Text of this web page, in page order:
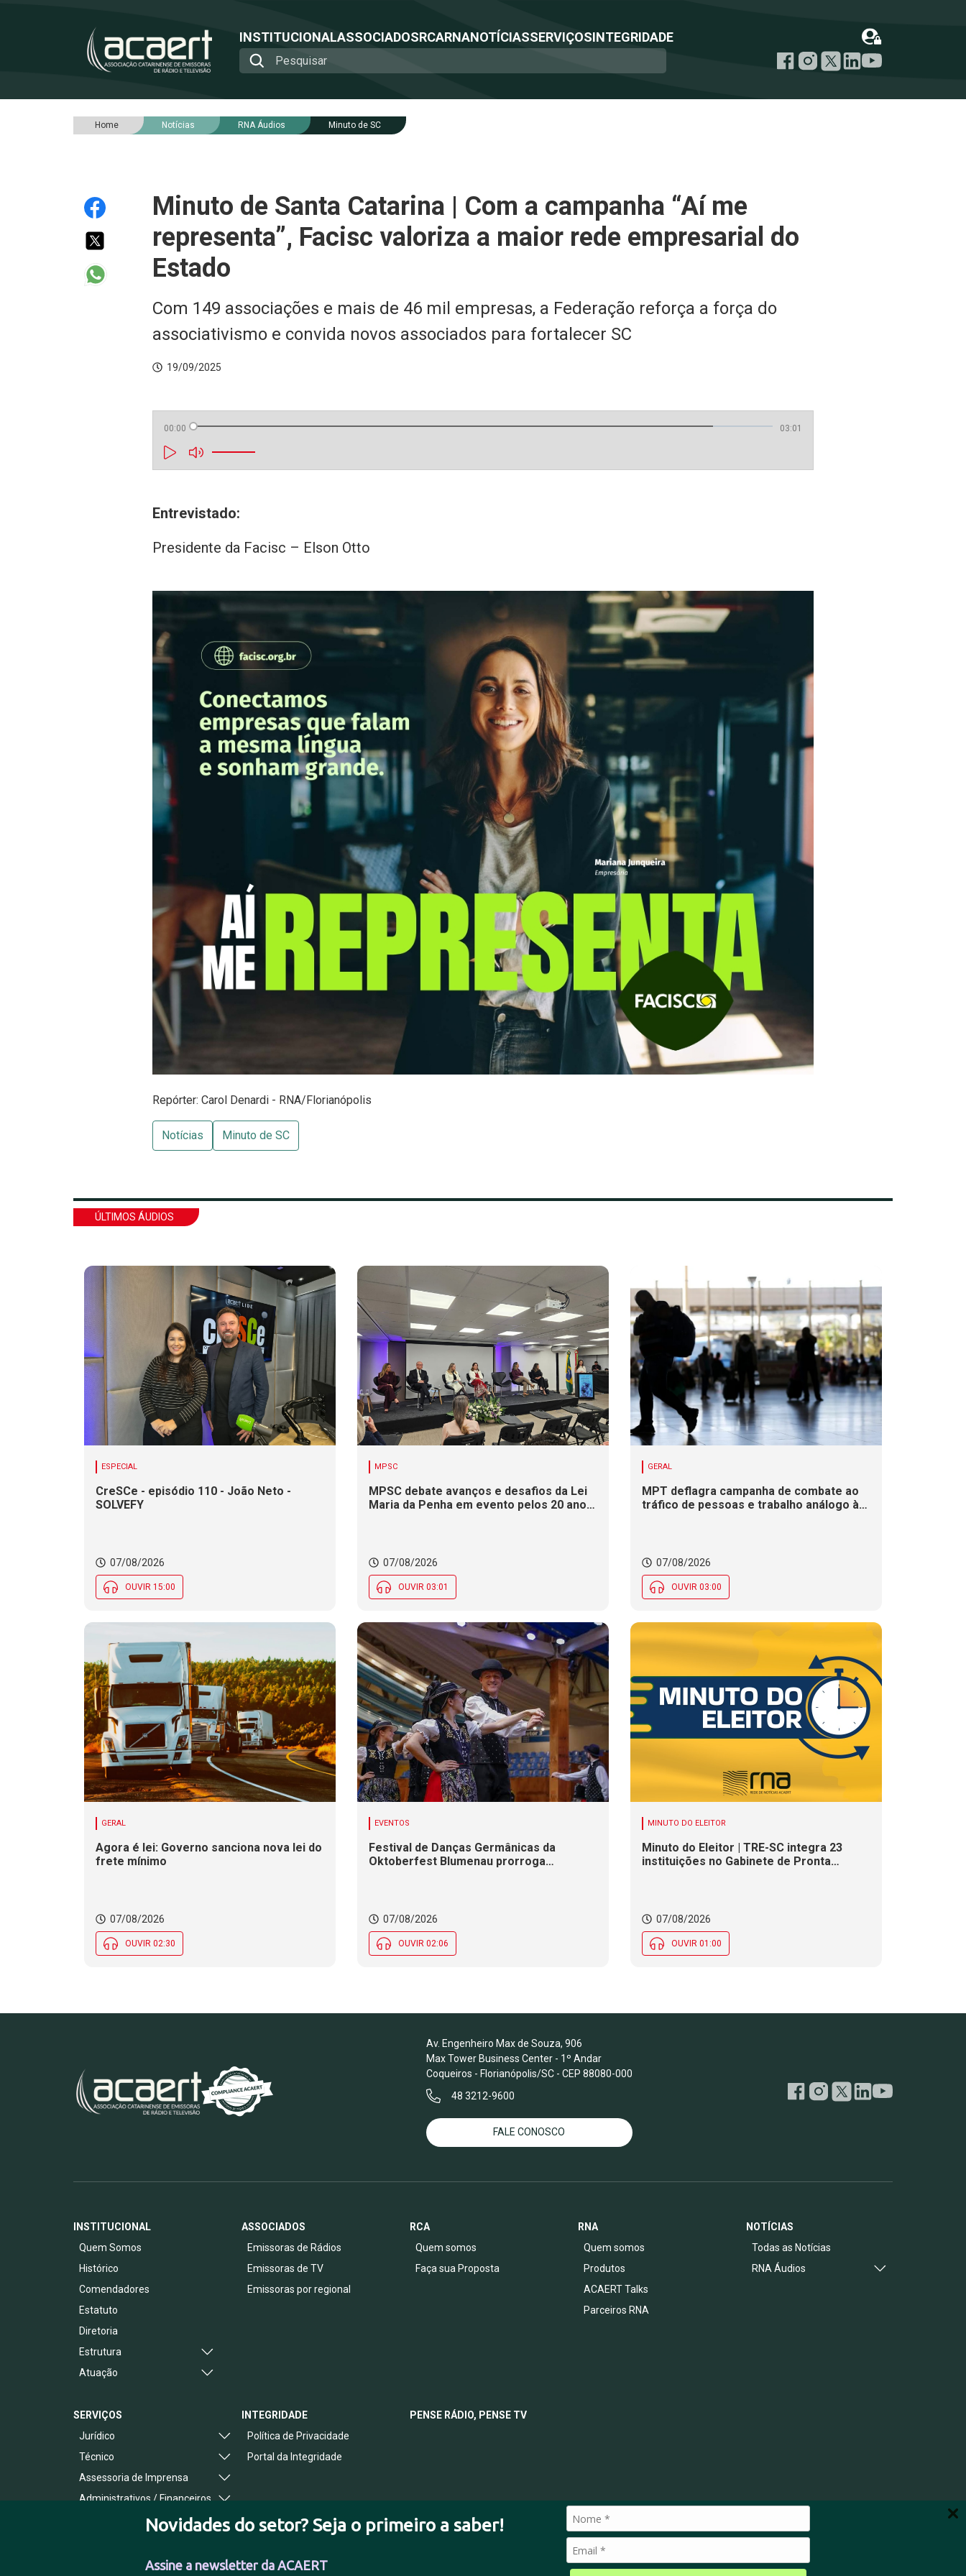
Novidades do setor? Seja o primeiro a saber!
Assine a newsletter da ACAERT
INSTITUCIONALASSOCIADOSRCARNANOTÍCIASSERVIÇOSINTEGRIDADE
Home Notícias RNA Áudios Minuto de SC
Minuto de Santa Catarina | Com a campanha “Aí me
representa”, Facisc valoriza a maior rede empresarial do
Estado
Com 149 associações e mais de 46 mil empresas, a Federação reforça a força do
associativismo e convida novos associados para fortalecer SC
19/09/2025
00:00 03:01
Entrevistado:
Presidente da Facisc – Elson Otto
Repórter: Carol Denardi - RNA/Florianópolis
Notícias Minuto de SC
ÚLTIMOS ÁUDIOS
ESPECIAL
CreSCe - episódio 110 - João Neto -
SOLVEFY
07/08/2026
OUVIR 15:00
MPSC
MPSC debate avanços e desafios da Lei
Maria da Penha em evento pelos 20 anos
07/08/2026
OUVIR 03:01
GERAL
MPT deflagra campanha de combate ao
tráfico de pessoas e trabalho análogo à
07/08/2026
OUVIR 03:00
GERAL
Agora é lei: Governo sanciona nova lei do
frete mínimo
07/08/2026
OUVIR 02:30
EVENTOS
Festival de Danças Germânicas da
Oktoberfest Blumenau prorroga
07/08/2026
OUVIR 02:06
MINUTO DO ELEITOR
Minuto do Eleitor | TRE-SC integra 23
instituições no Gabinete de Pronta
07/08/2026
OUVIR 01:00
Av. Engenheiro Max de Souza, 906
Max Tower Business Center - 1º Andar
Coqueiros - Florianópolis/SC - CEP 88080-000
48 3212-9600
FALE CONOSCO
INSTITUCIONAL
Quem Somos
Histórico
Comendadores
Estatuto
Diretoria
Estrutura
Atuação
ASSOCIADOS
Emissoras de Rádios
Emissoras de TV
Emissoras por regional
RCA
Quem somos
Faça sua Proposta
RNA
Quem somos
Produtos
ACAERT Talks
Parceiros RNA
NOTÍCIAS
Todas as Notícias
RNA Áudios
SERVIÇOS
Jurídico
Técnico
Assessoria de Imprensa
Administrativos / Financeiros
Benefícios ao Associado
INTEGRIDADE
Política de Privacidade
Portal da Integridade
PENSE RÁDIO, PENSE TV